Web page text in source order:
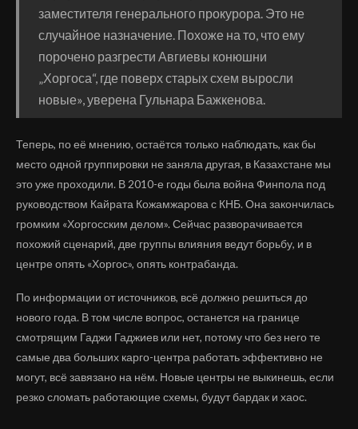
заместителя генерального прокурора. Это не
случайное назначение. Похоже на то, что ему
порочено разгрести Авгиевы конюшни
„Хоргоса“, где поверх старых схем выросли
новые», уверена Гульнара Бажкенова.
Теперь, по её мнению, остаётся только наблюдать, как бы
место одной группировки не заняла другая, в Казахстане мы
это уже проходили. В 2010-е годы была война Финпола под
руководством Кайрата Кожамжарова с КНБ. Она закончилась
громким «Хоргосским делом». Сейчас разворачивается
похожий сценарий, две группы влияния ведут борьбу, и в
центре опять «Хоргос», опять контрабанда.
По информации от источников, всё должно решиться до
нового года. В том числе вопрос, останется на границе
смотрящим Гаджи Гаджиев или нет, потому что без него те
самые два больших карго-центра работать эффективно не
могут, всё завязано на нём. Новые центры не выкинешь, если
резко сломать работающие схемы, будут бардак и хаос.